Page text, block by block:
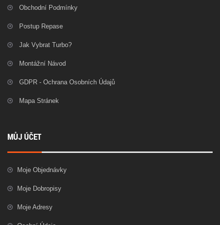
Obchodní Podmínky
Postup Repase
Jak Vybrat Turbo?
Montážní Návod
GDPR - Ochrana Osobních Údajů
Mapa Stránek
MŮJ ÚČET
Moje Objednávky
Moje Dobropisy
Moje Adresy